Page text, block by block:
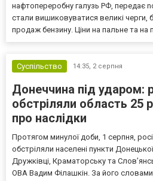
нафтопереробну галузь РФ, передає
стали вишиковуватися великі черги,
продаж бензину. Ціни на пальне та на
Суспільство 14:35, 2 серпня
Донеччина під ударом:
обстріляли область 25
про наслідки
Протягом минулої доби, 1 серпня,
обстріляли населені пункти
Дружківці, Краматорську та
ОВА Вадим Філашкін. За його